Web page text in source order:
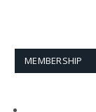
MEMBERSHIP